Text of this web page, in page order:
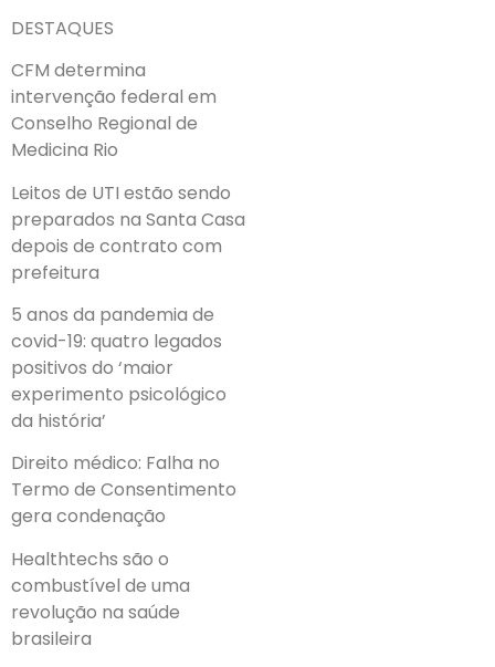
DESTAQUES
CFM determina
intervenção federal em
Conselho Regional de
Medicina Rio
Leitos de UTI estão sendo
preparados na Santa Casa
depois de contrato com
prefeitura
5 anos da pandemia de
covid-19: quatro legados
positivos do ‘maior
experimento psicológico
da história’
Direito médico: Falha no
Termo de Consentimento
gera condenação
Healthtechs são o
combustível de uma
revolução na saúde
brasileira